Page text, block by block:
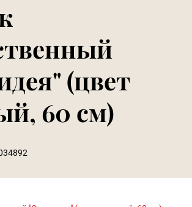
(цвет
60 см)